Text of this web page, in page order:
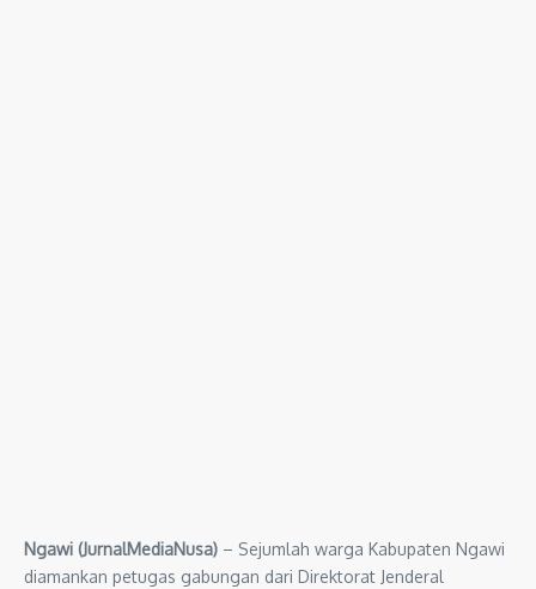
Ngawi (JurnalMediaNusa) – Sejumlah warga Kabupaten Ngawi
diamankan petugas gabungan dari Direktorat Jenderal